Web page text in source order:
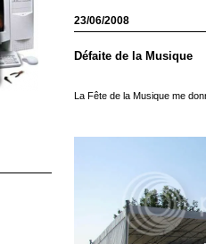
23/06/2008
Défaite de la Musique
La Fête de la Musique me